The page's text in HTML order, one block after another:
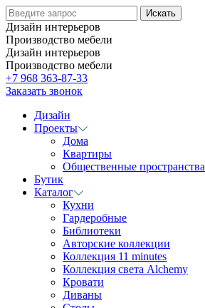
Дизайн интерьеров
Производство мебели
Дизайн интерьеров
Производство мебели
+7 968 363-87-33
Заказать звонок
Дизайн
Проекты
Дома
Квартиры
Общественные пространства
Бутик
Каталог
Кухни
Гардеробные
Библиотеки
Авторские коллекции
Коллекция 11 minutes
Коллекция света Alchemy
Кровати
Диваны